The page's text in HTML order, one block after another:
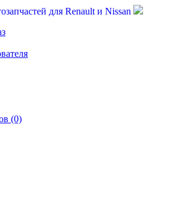
для Renault и Nissan
(0)